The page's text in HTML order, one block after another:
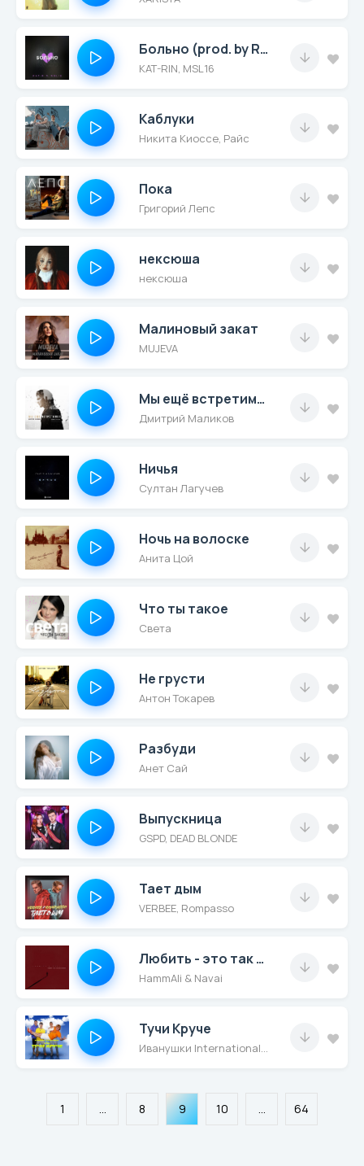
Больно (prod. by Rendow)
KAT-RIN, MSL16
Каблуки
Никита Киоссе, Райс
Пока
Григорий Лепс
нексюша
нексюша
Малиновый закат
MUJEVA
Мы ещё встретимся
Дмитрий Маликов
Ничья
Султан Лагучев
Ночь на волоске
Анита Цой
Что ты такое
Света
Не грусти
Антон Токарев
Разбуди
Анет Сай
Выпускница
GSPD, DEAD BLONDE
Тает дым
VERBEE, Rompasso
Любить - это так бесполезно
HammAli & Navai
Тучи Круче
Иванушки International, Хабиб
1 ... 8 9 10 ... 64